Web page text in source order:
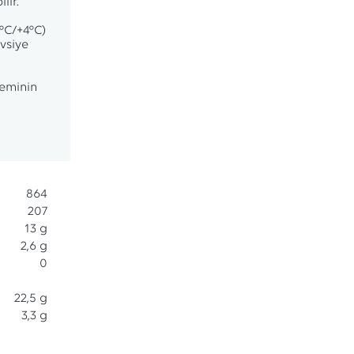
+4°C)
864
207
13 g
2,6 g
0
22,5 g
3,3 g